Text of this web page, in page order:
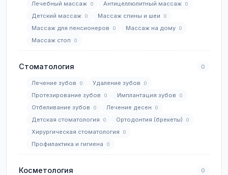
Лечебный массаж 0 Антицеллюлитный массаж 0
Детский массаж 0 Массаж спины и шеи 0
Массаж для пенсионеров 0 Массаж на дому 0
Массаж стоп 0
Стоматология 0
Лечение зубов 0 Удаление зубов 0
Протезирование зубов 0 Имплантация зубов 0
Отбеливание зубов 0 Лечение десен 0
Детская стоматология 0 Ортодонтия (брекеты) 0
Хирургическая стоматология 0
Профилактика и гигиена 0
Косметология 0